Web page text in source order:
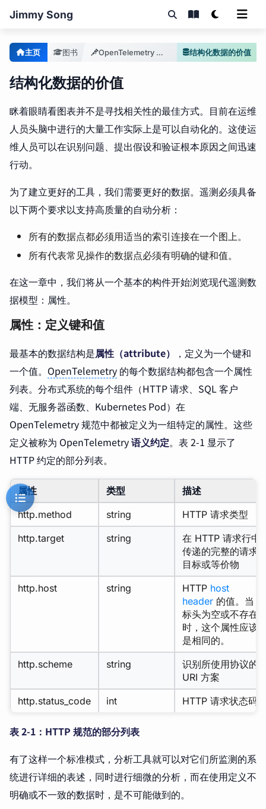
Jimmy Song
主页 图书 OpenTelemetry 可观测性 结构化数据的价值
结构化数据的价值
眯着眼睛看图表并不是寻找相关性的最佳方式。目前在运维
人员头脑中进行的大量工作实际上是可以自动化的。这使运
维人员可以在识别问题、提出假设和验证根本原因之间迅速
行动。
为了建立更好的工具，我们需要更好的数据。遥测必须具备
以下两个要求以支持高质量的自动分析：
所有的数据点都必须用适当的索引连接在一个图上。
所有代表常见操作的数据点必须有明确的键和值。
在这一章中，我们将从一个基本的构件开始浏览现代遥测数
据模型：属性。
属性：定义键和值
最基本的数据结构是属性（attribute）
，定义为一个键和
一个值。 OpenTelemetry 的每个数据结构都包含一个属性
列表。分布式系统的每个组件（HTTP 请求、SQL 客户
端、无服务器函数、Kubernetes Pod）在
OpenTelemetry 规范中都被定义为一组特定的属性。这些
定义被称为 OpenTelemetry语义约定。表 2-1 显示了
HTTP 约定的部分列表。
属性 类型
描述
http.method
string
HTTP 请求类型
http.target
string
在 HTTP 请求行中
传递的完整的请求
目标或等价物
http.host
string HTTP host
header 的值。当
标头为空或不存在
时，这个属性应该
是相同的。
http.scheme
string
识别所使用协议的
URI 方案
http.status_code
int HTTP 请求状态码
表 2-1：HTTP 规范的部分列表
有了这样一个标准模式，分析工具就可以对它们所监测的系
统进行详细的表述，同时进行细微的分析，而在使用定义不
明确或不一致的数据时，是不可能做到的。